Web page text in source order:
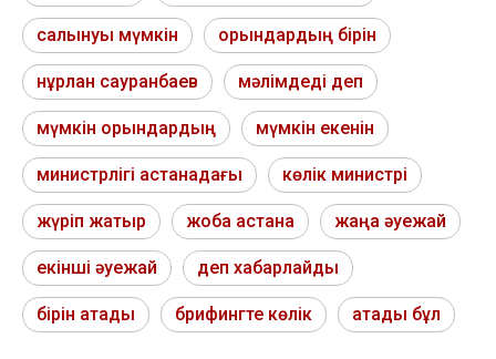
салынуы мүмкін орындардың бірін
нұрлан сауранбаев мәлімдеді деп
мүмкін орындардың мүмкін екенін
министрлігі астанадағы көлік министрі
жүріп жатыр жоба астана жаңа әуежай
екінші әуежай деп хабарлайды
бірін атады брифингте көлік атады бұл